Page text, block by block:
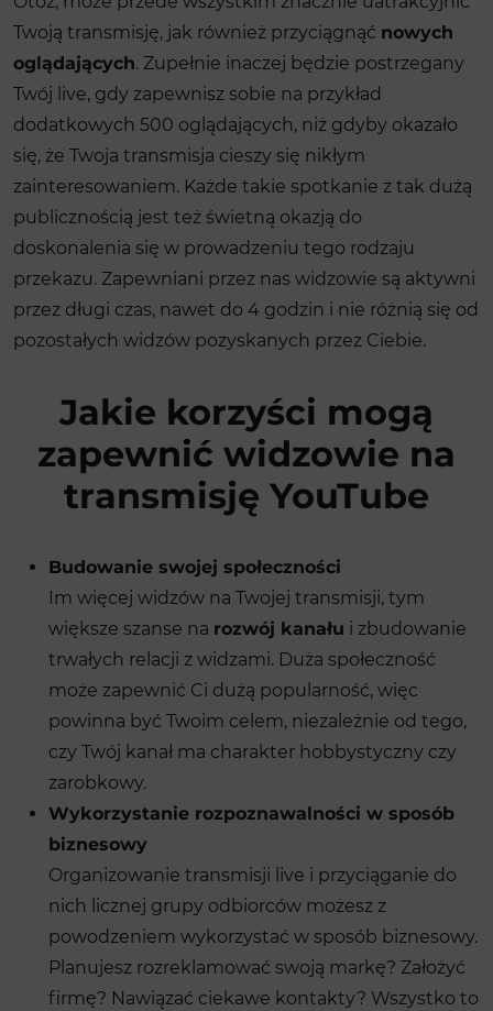
Twoją transmisję, jak również przyciągnąć nowych
oglądających. Zupełnie inaczej będzie postrzegany
Twój live, gdy zapewnisz sobie na przykład
dodatkowych 500 oglądających, niż gdyby okazało
się, że Twoja transmisja cieszy się nikłym
zainteresowaniem. Każde takie spotkanie z tak dużą
publicznością jest też świetną okazją do
doskonalenia się w prowadzeniu tego rodzaju
przekazu. Zapewniani przez nas widzowie są aktywni
przez długi czas, nawet do 4 godzin i nie różnią się od
pozostałych widzów pozyskanych przez Ciebie.
Jakie korzyści mogą
zapewnić widzowie na
transmisję YouTube
Budowanie swojej społeczności
Im więcej widzów na Twojej transmisji, tym
większe szanse na rozwój kanału i zbudowanie
trwałych relacji z widzami. Duża społeczność
może zapewnić Ci dużą popularność, więc
powinna być Twoim celem, niezależnie od tego,
czy Twój kanał ma charakter hobbystyczny czy
zarobkowy.
Wykorzystanie rozpoznawalności w sposób
biznesowy
Organizowanie transmisji live i przyciąganie do
nich licznej grupy odbiorców możesz z
powodzeniem wykorzystać w sposób biznesowy.
Planujesz rozreklamować swoją markę? Założyć
firmę? Nawiązać ciekawe kontakty? Wszystko to